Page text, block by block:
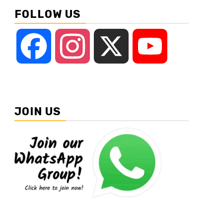
FOLLOW US
Facebook Instagram
JOIN US